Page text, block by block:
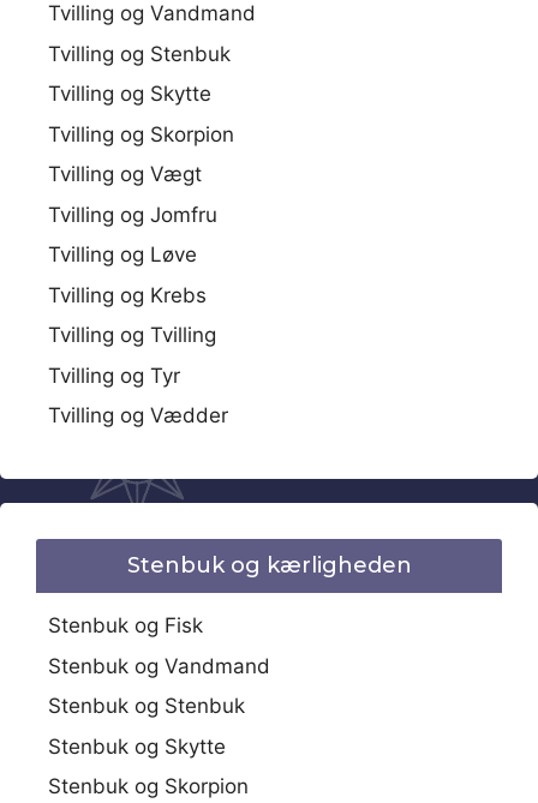
Tvilling og Vandmand
Tvilling og Stenbuk
Tvilling og Skytte
Tvilling og Skorpion
Tvilling og Vægt
Tvilling og Jomfru
Tvilling og Løve
Tvilling og Krebs
Tvilling og Tvilling
Tvilling og Tyr
Tvilling og Vædder
Stenbuk og kærligheden
Stenbuk og Fisk
Stenbuk og Vandmand
Stenbuk og Stenbuk
Stenbuk og Skytte
Stenbuk og Skorpion